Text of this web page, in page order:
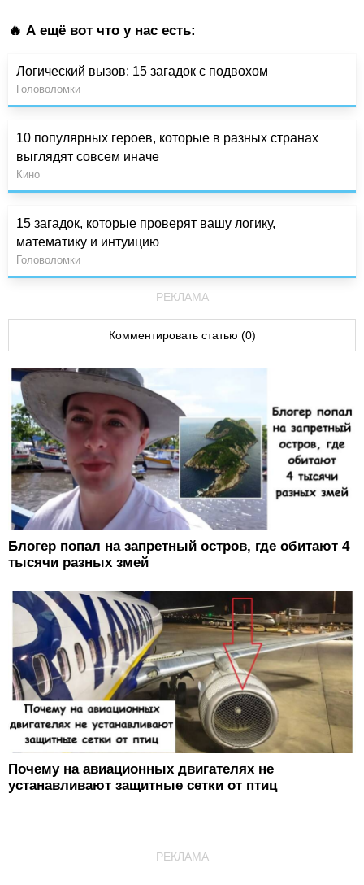
🔥 А ещё вот что у нас есть:
Логический вызов: 15 загадок с подвохом
Головоломки
10 популярных героев, которые в разных странах
выглядят совсем иначе
Кино
15 загадок, которые проверят вашу логику,
математику и интуицию
Головоломки
РЕКЛАМА
Комментировать статью (0)
Блогер попал на запретный остров, где обитают 4
тысячи разных змей
Почему на авиационных двигателях не
устанавливают защитные сетки от птиц
РЕКЛАМА